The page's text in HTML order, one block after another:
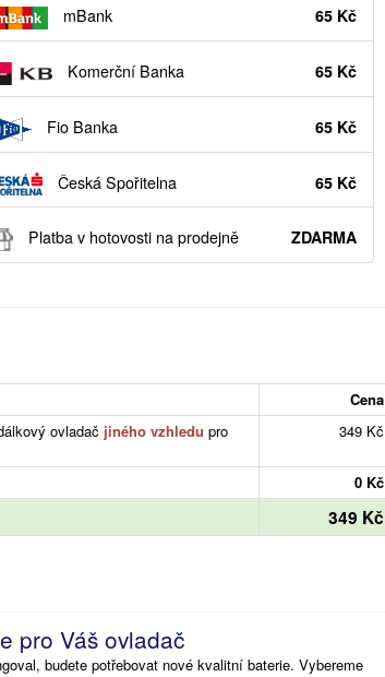
mBank 65 Kč
Komerční Banka 65 Kč
Fio Banka 65 Kč
Česká Spořitelna 65 Kč
Platba v hotovosti na prodejně ZDARMA
Cena
ovladač jiného vzhledu pro
349 Kč
0 Kč
349 Kč
pro Váš ovladač
budete potřebovat nové kvalitní baterie. Vybereme